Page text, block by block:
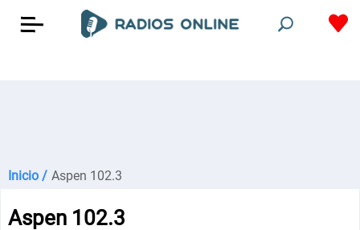
Inicio / Aspen 102.3
Aspen 102.3